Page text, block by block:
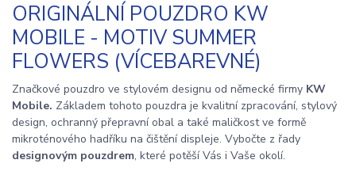
ORIGINÁLNÍ POUZDRO KW
MOBILE - MOTIV SUMMER
FLOWERS (VÍCEBAREVNÉ)
Značkové pouzdro ve stylovém designu od německé firmy KW
Mobile. Základem tohoto pouzdra je kvalitní zpracování, stylový
design, ochranný přepravní obal a také maličkost ve formě
mikroténového hadříku na čištění displeje. Vybočte z řady
designovým pouzdrem, které potěší Vás i Vaše okolí.